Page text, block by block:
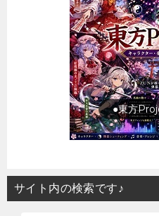
旅行の前に旅
サイト内の検索です♪